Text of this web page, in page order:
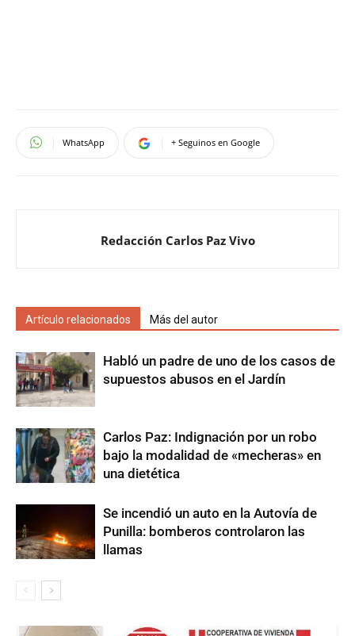
WhatsApp + Seguinos en Google
Redacción Carlos Paz Vivo
Artículo relacionados Más del autor
Habló un padre de uno de los casos de
supuestos abusos en el Jardín
Carlos Paz: Indignación por un robo
bajo la modalidad de «mecheras» en
una dietética
Se incendió un auto en la Autovía de
Punilla: bomberos controlaron las
llamas